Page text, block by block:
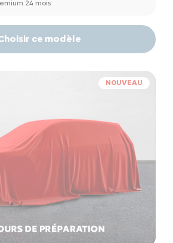
24 mois
ce modèle
NOUVEAU